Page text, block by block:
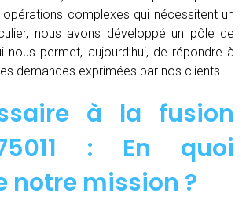
opérations complexes qui nécessitent un
nous avons développé un pôle de
nous permet, aujourd’hui, de répondre à
demandes exprimées par nos clients.
à la fusion
: En quoi
notre mission ?